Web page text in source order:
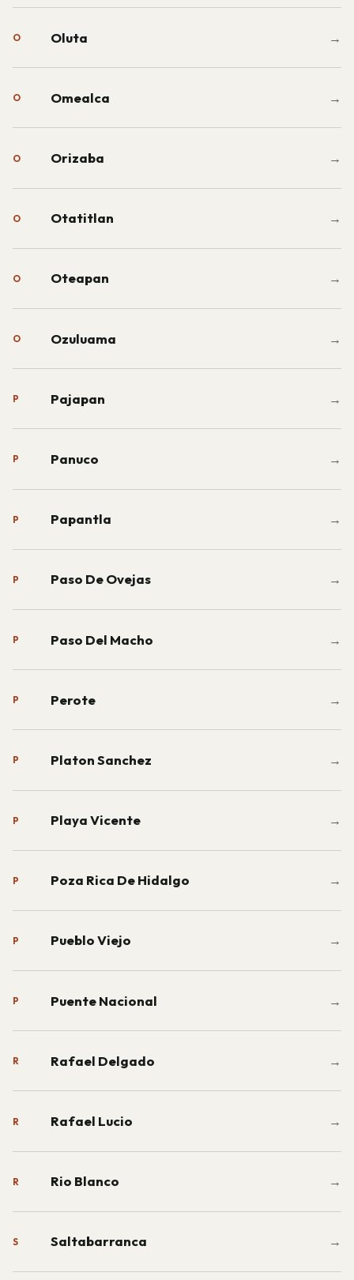
O Oluta →
O Omealca →
O Orizaba →
O Otatitlan →
O Oteapan →
O Ozuluama →
P Pajapan →
P Panuco →
P Papantla →
P Paso De Ovejas →
P Paso Del Macho →
P Perote →
P Platon Sanchez →
P Playa Vicente →
P Poza Rica De Hidalgo →
P Pueblo Viejo →
P Puente Nacional →
R Rafael Delgado →
R Rafael Lucio →
R Rio Blanco →
S Saltabarranca →